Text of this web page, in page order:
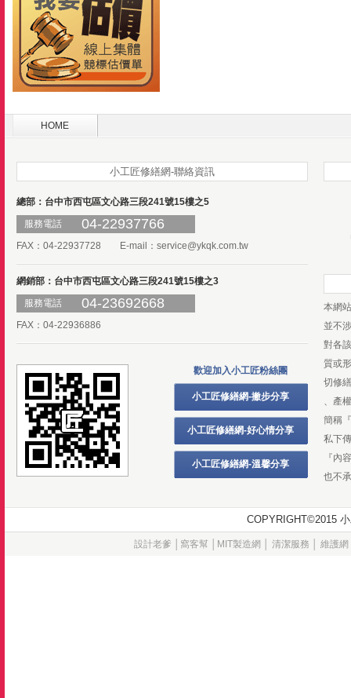
HOME
小工匠修繕網-聯絡資訊
總部：台中市西屯區文心路三段241號15樓之5
服務電話
04-22937766
FAX：04-22937728 E-mail： service@ykqk.com.tw
網銷部：台中市西屯區文心路三段241號15樓之3
服務電話
04-23692668
FAX：04-22936886
歡迎加入小工匠粉絲團
小工匠修繕網-撇步分享
小工匠修繕網-好心情分享
小工匠修繕網-溫馨分享
本網
並不
對各
質或
切修
、產
簡稱
私下
『內
也不
設計老爹 窩客幫│ MIT製造網 清潔服務 維護網